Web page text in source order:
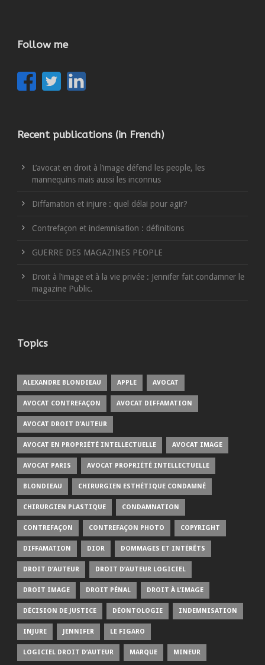
Follow me
Recent publications (in French)
L’avocat en droit à l’image défend les people, les
mannequins mais aussi les inconnus
Diffamation et injure : quel délai pour agir?
Contrefaçon et indemnisation : définitions
GUERRE DES MAGAZINES PEOPLE
Droit à l’image et à la vie privée : Jennifer fait condamner le
magazine Public.
Topics
ALEXANDRE BLONDIEAU APPLE AVOCAT
AVOCAT CONTREFAÇON AVOCAT DIFFAMATION
AVOCAT DROIT D’AUTEUR
AVOCAT EN PROPRIÉTÉ INTELLECTUELLE AVOCAT IMAGE
AVOCAT PARIS AVOCAT PROPRIÉTÉ INTELLECTUELLE
BLONDIEAU CHIRURGIEN ESTHÉTIQUE CONDAMNÉ
CHIRURGIEN PLASTIQUE CONDAMNATION
CONTREFAÇON CONTREFAÇON PHOTO COPYRIGHT
DIFFAMATION DIOR DOMMAGES ET INTÉRÊTS
DROIT D’AUTEUR DROIT D’AUTEUR LOGICIEL
DROIT IMAGE DROIT PÉNAL DROIT À L’IMAGE
DÉCISION DE JUSTICE DÉONTOLOGIE INDEMNISATION
INJURE JENNIFER LE FIGARO
LOGICIEL DROIT D’AUTEUR MARQUE MINEUR